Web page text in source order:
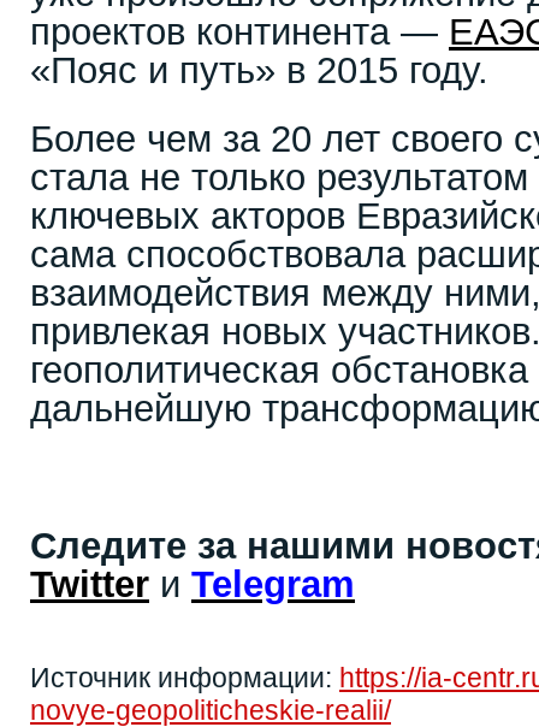
проектов континента —
«Пояс и путь» в 2015 году.
Более чем за 20 лет своего
стала не только
ключевых акторов
сама способствовала
взаимодействия между
привлекая новых
геополитическая
дальнейшую
Следите за нашими
Twitter и Telegram
Источник информации: https://ia-
novye-geopoliticheskie-realii/